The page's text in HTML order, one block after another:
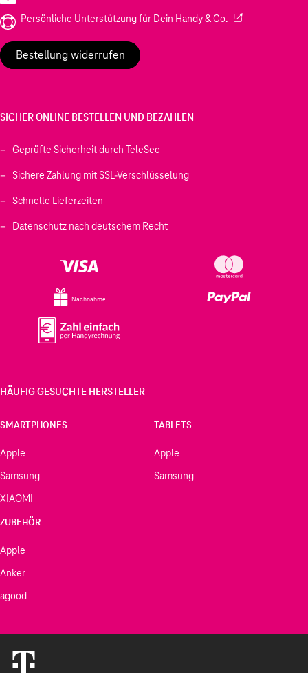
Persönliche Unterstützung für Dein Handy & Co. (Wird in einem
Bestellung widerrufen
SICHER ONLINE BESTELLEN UND BEZAHLEN
Geprüfte Sicherheit durch TeleSec
Sichere Zahlung mit SSL-Verschlüsselung
Schnelle Lieferzeiten
Datenschutz nach deutschem Recht
Nachnahme
HÄUFIG GESUCHTE HERSTELLER
SMARTPHONES
Apple
Samsung
XIAOMI
TABLETS
Apple
Samsung
ZUBEHÖR
Apple
Anker
agood